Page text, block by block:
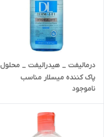
درمالیفت _ هیدرالیفت _ محلول
پاک کننده میسلار مناسب
پوستهای خشک
ناموجود